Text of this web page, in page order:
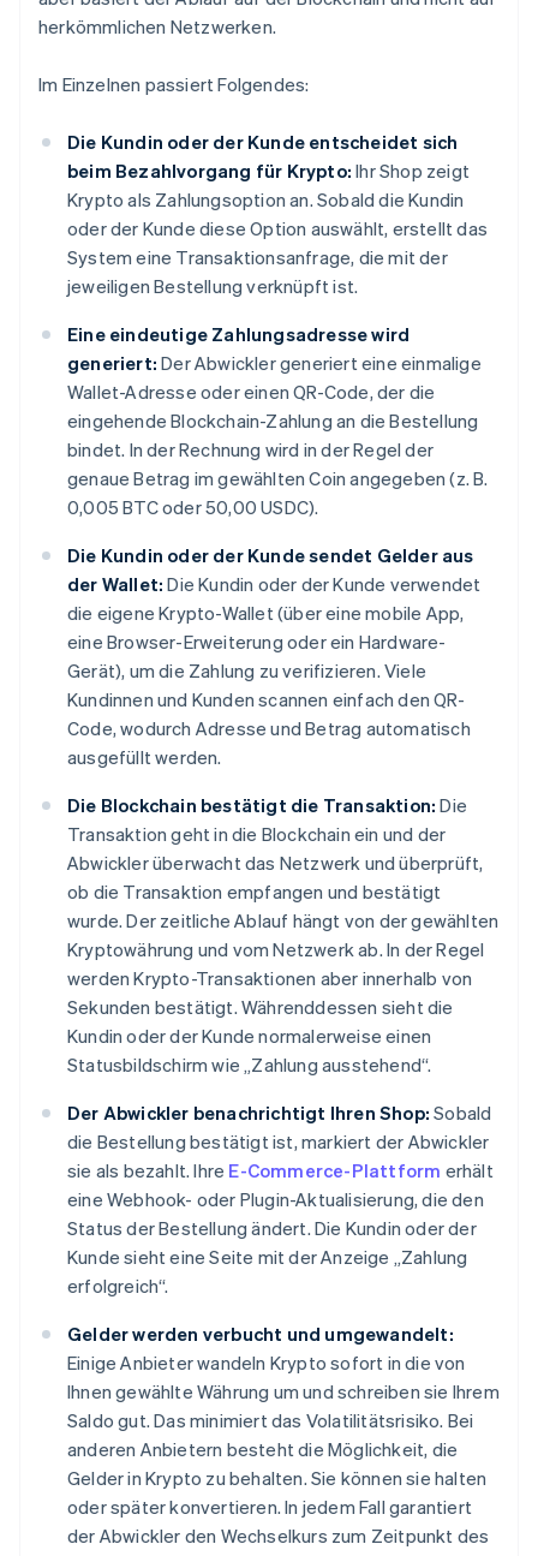
herkömmlichen Netzwerken.
Im Einzelnen passiert Folgendes:
Die Kundin oder der Kunde entscheidet sich
beim Bezahlvorgang für Krypto: Ihr Shop zeigt
Krypto als Zahlungsoption an. Sobald die Kundin
oder der Kunde diese Option auswählt, erstellt das
System eine Transaktionsanfrage, die mit der
jeweiligen Bestellung verknüpft ist.
Eine eindeutige Zahlungsadresse wird
generiert: Der Abwickler generiert eine einmalige
Wallet-Adresse oder einen QR-Code, der die
eingehende Blockchain-Zahlung an die Bestellung
bindet. In der Rechnung wird in der Regel der
genaue Betrag im gewählten Coin angegeben (z. B.
0,005 BTC oder 50,00 USDC).
Die Kundin oder der Kunde sendet Gelder aus
der Wallet: Die Kundin oder der Kunde verwendet
die eigene Krypto-Wallet (über eine mobile App,
eine Browser-Erweiterung oder ein Hardware-
Gerät), um die Zahlung zu verifizieren. Viele
Kundinnen und Kunden scannen einfach den QR-
Code, wodurch Adresse und Betrag automatisch
ausgefüllt werden.
Die Blockchain bestätigt die Transaktion: Die
Transaktion geht in die Blockchain ein und der
Abwickler überwacht das Netzwerk und überprüft,
ob die Transaktion empfangen und bestätigt
wurde. Der zeitliche Ablauf hängt von der gewählten
Kryptowährung und vom Netzwerk ab. In der Regel
werden Krypto-Transaktionen aber innerhalb von
Sekunden bestätigt. Währenddessen sieht die
Kundin oder der Kunde normalerweise einen
Statusbildschirm wie „Zahlung ausstehend“.
Der Abwickler benachrichtigt Ihren Shop: Sobald
die Bestellung bestätigt ist, markiert der Abwickler
sie als bezahlt. Ihre E-Commerce-Plattform erhält
eine Webhook- oder Plugin-Aktualisierung, die den
Status der Bestellung ändert. Die Kundin oder der
Kunde sieht eine Seite mit der Anzeige „Zahlung
erfolgreich“.
Gelder werden verbucht und umgewandelt:
Einige Anbieter wandeln Krypto sofort in die von
Ihnen gewählte Währung um und schreiben sie Ihrem
Saldo gut. Das minimiert das Volatilitätsrisiko. Bei
anderen Anbietern besteht die Möglichkeit, die
Gelder in Krypto zu behalten. Sie können sie halten
oder später konvertieren. In jedem Fall garantiert
der Abwickler den Wechselkurs zum Zeitpunkt des